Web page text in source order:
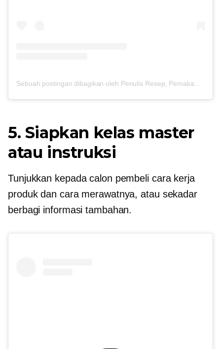
5. Siapkan kelas master
atau instruksi
Tunjukkan kepada calon pembeli cara kerja
produk dan cara merawatnya, atau sekadar
berbagi informasi tambahan.